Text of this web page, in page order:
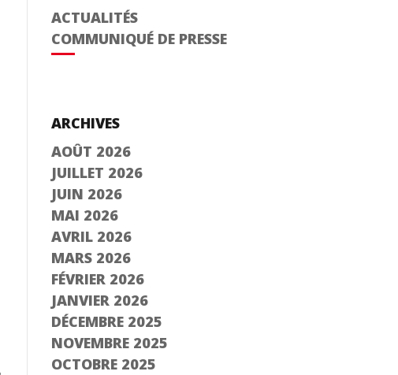
ACTUALITÉS
COMMUNIQUÉ DE PRESSE
ARCHIVES
AOÛT 2026
JUILLET 2026
JUIN 2026
MAI 2026
AVRIL 2026
MARS 2026
FÉVRIER 2026
JANVIER 2026
DÉCEMBRE 2025
NOVEMBRE 2025
OCTOBRE 2025